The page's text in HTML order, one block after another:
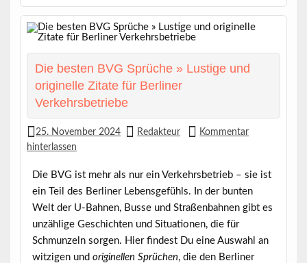
Die besten BVG Sprüche » Lustige und
originelle Zitate für Berliner
Verkehrsbetriebe
25. November 2024 Redakteur
Kommentar
hinterlassen
Die BVG ist mehr als nur ein Verkehrsbetrieb – sie ist
ein Teil des Berliner Lebensgefühls. In der bunten
Welt der U-Bahnen, Busse und Straßenbahnen gibt es
unzählige Geschichten und Situationen, die für
Schmunzeln sorgen. Hier findest Du eine Auswahl an
witzigenund originellen Sprüchen, die den Berliner